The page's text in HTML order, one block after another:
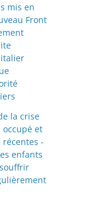
mis en
Front
la crise
et
-
enfants